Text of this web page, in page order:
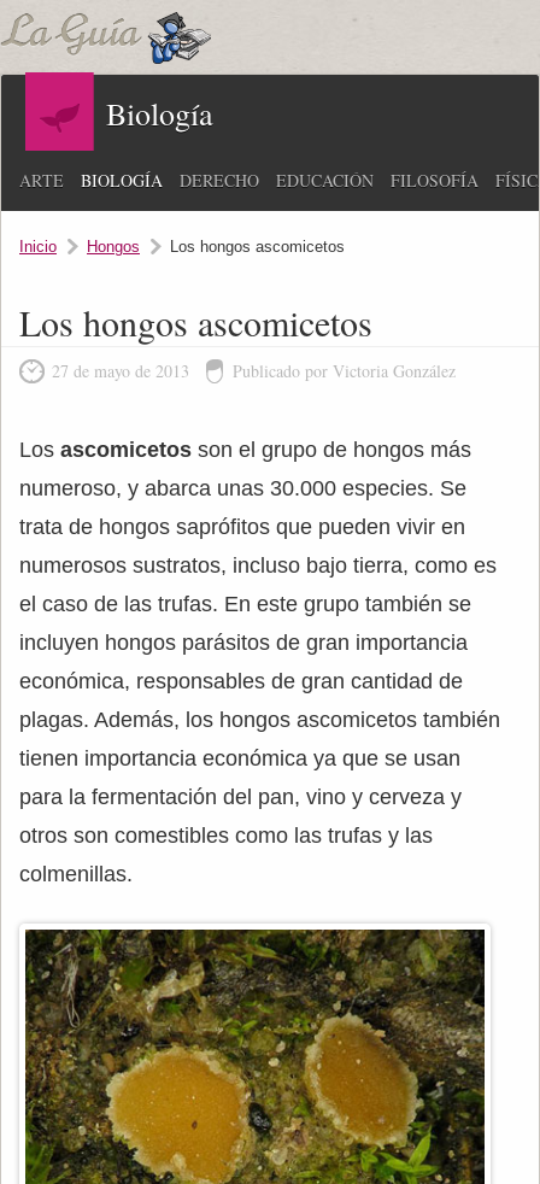
Biología
ARTE BIOLOGÍA DERECHO EDUCACIÓN FILOSOFÍA
Inicio Hongos Los hongos ascomicetos
Los hongos ascomicetos
27 de mayo de 2013 Publicado por Victoria González
Los ascomicetos son el grupo de hongos más
numeroso, y abarca unas 30.000 especies. Se
trata de hongos saprófitos que pueden vivir en
numerosos sustratos, incluso bajo tierra, como es
el caso de las trufas. En este grupo también se
incluyen hongos parásitos de gran importancia
económica, responsables de gran cantidad de
plagas. Además, los hongos ascomicetos también
tienen importancia económica ya que se usan
para la fermentación del pan, vino y cerveza y
otros son comestibles como las trufas y las
colmenillas.